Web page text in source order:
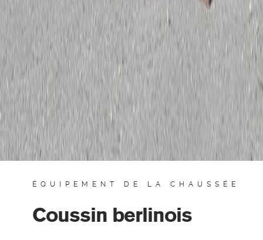
ÉQUIPEMENT DE LA CHAUSSÉE
Coussin berlinois